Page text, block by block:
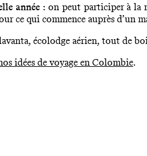
année :on peut participer à la
ce qui commence auprès d’un
écolodge aérien, tout de
idées de voyage en Colombie.